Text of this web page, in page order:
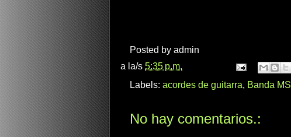
Posted by admin
a la/s 5:35 p.m.
Labels: acordes de guitarra, Banda MS
No hay comentarios.: